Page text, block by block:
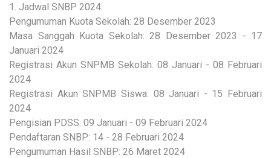
1. Jadwal SNBP 2024
Pengumuman Kuota Sekolah: 28 Desember 2023
Masa Sanggah Kuota Sekolah: 28 Desember 2023 - 17
Januari 2024
Registrasi Akun SNPMB Sekolah: 08 Januari - 08 Februari
2024
Registrasi Akun SNPMB Siswa: 08 Januari - 15 Februari
2024
Pengisian PDSS: 09 Januari - 09 Februari 2024
Pendaftaran SNBP: 14 - 28 Februari 2024
Pengumuman Hasil SNBP: 26 Maret 2024